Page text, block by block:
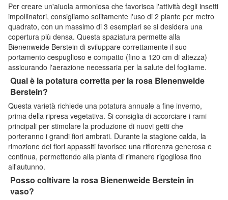
Per creare un'aiuola armoniosa che favorisca l'attività degli insetti
impollinatori, consigliamo solitamente l'uso di 2 piante per metro
quadrato, con un massimo di 3 esemplari se si desidera una
copertura più densa. Questa spaziatura permette alla
Bienenweide Berstein di sviluppare correttamente il suo
portamento cespuglioso e compatto (fino a 120 cm di altezza)
assicurando l'aerazione necessaria per la salute del fogliame.
Qual è la potatura corretta per la rosa Bienenweide
Berstein?
Questa varietà richiede una potatura annuale a fine inverno,
prima della ripresa vegetativa. Si consiglia di accorciare i rami
principali per stimolare la produzione di nuovi getti che
porteranno i grandi fiori ambrati. Durante la stagione calda, la
rimozione dei fiori appassiti favorisce una rifiorenza generosa e
continua, permettendo alla pianta di rimanere rigogliosa fino
all'autunno.
Posso coltivare la rosa Bienenweide Berstein in
vaso?